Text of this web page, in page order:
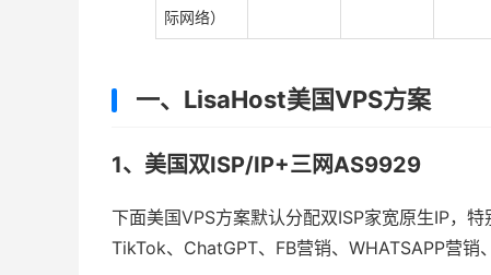
际网络）
一、LisaHost美国VPS方案
1、美国双ISP/IP+三网AS9929
下面美国VPS方案默认分配双ISP家宽原生IP，
TikTok、ChatGPT、FB营销、WHATSAPP营销